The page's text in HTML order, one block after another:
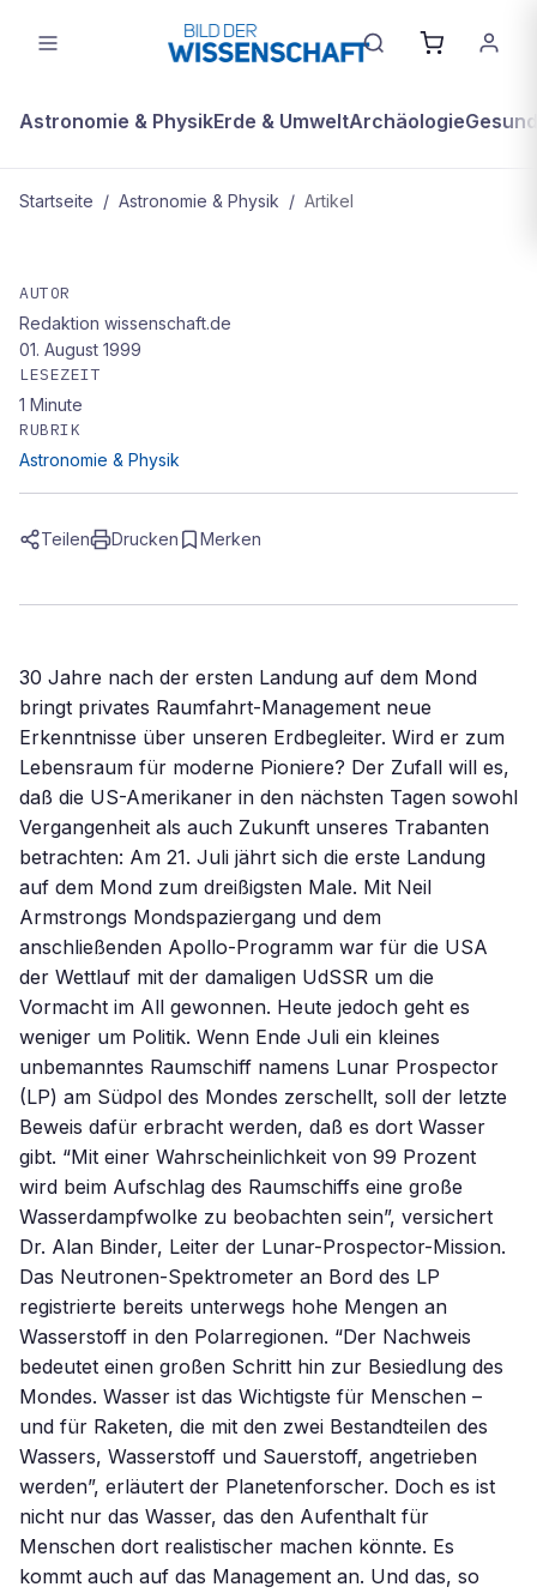
Astronomie & PhysikErde & UmweltArchäologie
Startseite / Astronomie & Physik / Artikel
Der zweite Aufbruch zum Mond
AUTOR
Redaktion wissenschaft.de
01. August 1999
LESEZEIT
1 Minute
RUBRIK
Astronomie & Physik
Teilen Drucken Merken
30 Jahre nach der ersten Landung auf dem Mond
bringt privates Raumfahrt-Management neue
Erkenntnisse über unseren Erdbegleiter. Wird er zum
Lebensraum für moderne Pioniere? Der Zufall will es,
daß die US-Amerikaner in den nächsten Tagen sowohl
Vergangenheit als auch Zukunft unseres Trabanten
betrachten: Am 21. Juli jährt sich die erste Landung
auf dem Mond zum dreißigsten Male. Mit Neil
Armstrongs Mondspaziergang und dem
anschließenden Apollo-Programm war für die USA
der Wettlauf mit der damaligen UdSSR um die
Vormacht im All gewonnen. Heute jedoch geht es
weniger um Politik. Wenn Ende Juli ein kleines
unbemanntes Raumschiff namens Lunar Prospector
(LP) am Südpol des Mondes zerschellt, soll der letzte
Beweis dafür erbracht werden, daß es dort Wasser
gibt. “Mit einer Wahrscheinlichkeit von 99 Prozent
wird beim Aufschlag des Raumschiffs eine große
Wasserdampfwolke zu beobachten sein”, versichert
Dr. Alan Binder, Leiter der Lunar-Prospector-Mission.
Das Neutronen-Spektrometer an Bord des LP
registrierte bereits unterwegs hohe Mengen an
Wasserstoff in den Polarregionen. “Der Nachweis
bedeutet einen großen Schritt hin zur Besiedlung des
Mondes. Wasser ist das Wichtigste für Menschen –
und für Raketen, die mit den zwei Bestandteilen des
Wassers, Wasserstoff und Sauerstoff, angetrieben
werden”, erläutert der Planetenforscher. Doch es ist
nicht nur das Wasser, das den Aufenthalt für
Menschen dort realistischer machen könnte. Es
kommt auch auf das Management an. Und das, so